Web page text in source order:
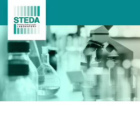
content